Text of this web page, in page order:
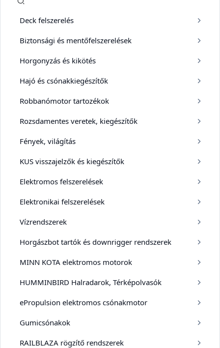
Deck felszerelés
Biztonsági és mentőfelszerelések
Horgonyzás és kikötés
Hajó és csónakkiegészítők
Robbanómotor tartozékok
Rozsdamentes veretek, kiegészítők
Fények, világítás
KUS visszajelzők és kiegészítők
Elektromos felszerelések
Elektronikai felszerelések
Vízrendszerek
Horgászbot tartók és downrigger rendszerek
MINN KOTA elektromos motorok
HUMMINBIRD Halradarok, Térképolvasók
ePropulsion elektromos csónakmotor
Gumicsónakok
RAILBLAZA rögzítő rendszerek